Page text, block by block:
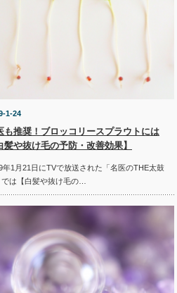
1-24
も推奨！ブロッコリースプラウトには
髪や抜け毛の予防・改善効果】
年1月21日にTVで放送された「名医のTHE太鼓
は【白髪や抜け毛の…